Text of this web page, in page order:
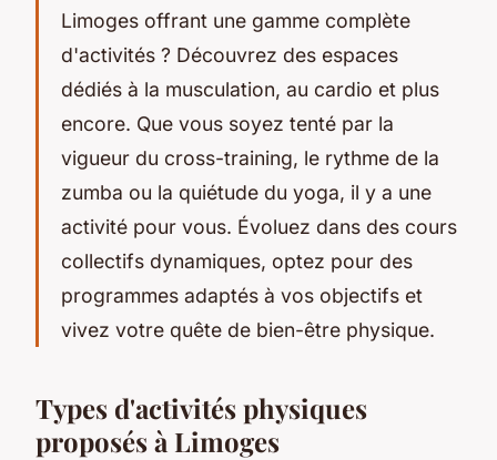
Limoges offrant une gamme complète
d'activités ? Découvrez des espaces
dédiés à la musculation, au cardio et plus
encore. Que vous soyez tenté par la
vigueur du cross-training, le rythme de la
zumba ou la quiétude du yoga, il y a une
activité pour vous. Évoluez dans des cours
collectifs dynamiques, optez pour des
programmes adaptés à vos objectifs et
vivez votre quête de bien-être physique.
Types d'activités physiques
proposés à Limoges